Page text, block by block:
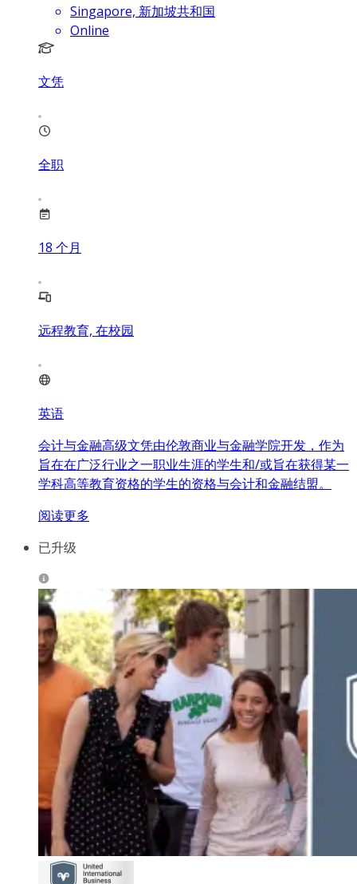
Singapore, 新加坡共和国
Online
文凭
全职
18 个月
远程教育, 在校园
英语
会计与金融高级文凭由伦敦商业与金融学院开发，作为
旨在在广泛行业之一职业生涯的学生和/或旨在获得某一
学科高等教育资格的学生的资格与会计和金融结盟。
阅读更多
已升级